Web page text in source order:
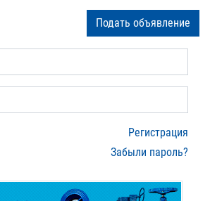
Подать объявление
Регистрация
Забыли пароль?